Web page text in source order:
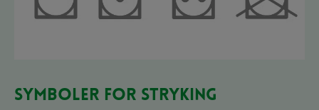
Symboler for stryking